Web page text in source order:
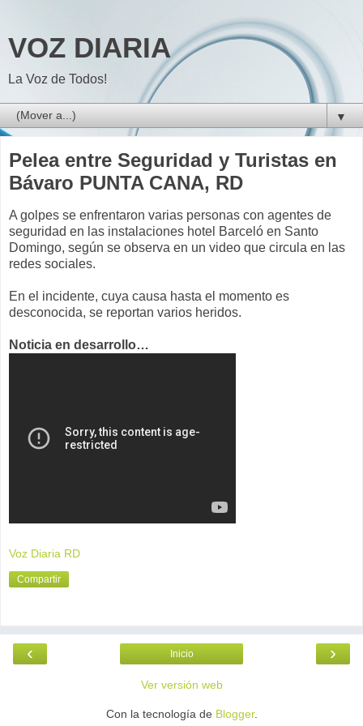
VOZ DIARIA
La Voz de Todos!
▼
Pelea entre Seguridad y Turistas en
Bávaro PUNTA CANA, RD
A golpes se enfrentaron varias personas con agentes de
seguridad en las instalaciones hotel Barceló en Santo
Domingo, según se observa en un video que circula en las
redes sociales.
En el incidente, cuya causa hasta el momento es
desconocida, se reportan varios heridos.
Noticia en desarrollo…
Voz Diaria RD
Compartir
‹ ›
Inicio
Ver versión web
Con la tecnología de Blogger.